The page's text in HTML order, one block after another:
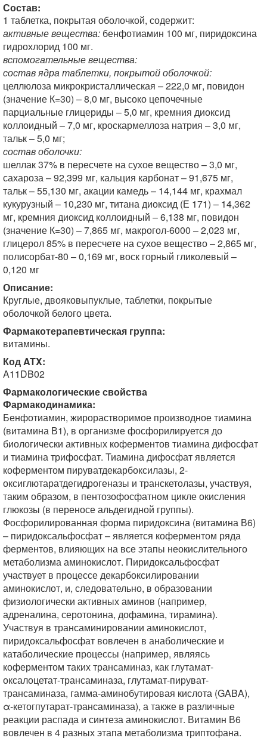
Состав:
1 таблетка, покрытая оболочкой, содержит:
активные вещества: бенфотиамин 100 мг, пиридоксина
гидрохлорид 100 мг.
вспомогательные вещества:
состав ядра таблетки, покрытой оболочкой:
целлюлоза микрокристаллическая – 222,0 мг, повидон
(значение К=30) – 8,0 мг, высоко цепочечные
парциальные глицериды – 5,0 мг, кремния диоксид
коллоидный – 7,0 мг, кроскармеллоза натрия – 3,0 мг,
тальк – 5,0 мг;
состав оболочки:
шеллак 37% в пересчете на сухое вещество – 3,0 мг,
сахароза – 92,399 мг, кальция карбонат – 91,675 мг,
тальк – 55,130 мг, акации камедь – 14,144 мг, крахмал
кукурузный – 10,230 мг, титана диоксид (Е 171) – 14,362
мг, кремния диоксид коллоидный – 6,138 мг, повидон
(значение К=30) – 7,865 мг, макрогол-6000 – 2,023 мг,
глицерол 85% в пересчете на сухое вещество – 2,865 мг,
полисорбат-80 – 0,169 мг, воск горный гликолевый –
0,120 мг
Описание:
Круглые, двояковыпуклые, таблетки, покрытые
оболочкой белого цвета.
Фармакотерапевтическая группа:
витамины.
Код ATX:
A11DB02
Фармакологические свойства
Фармакодинамика:
Бенфотиамин, жирорастворимое производное тиамина
(витамина В1), в организме фосфорилируется до
биологически активных коферментов тиамина дифосфат
и тиамина трифосфат. Тиамина дифосфат является
коферментом пируватдекарбоксилазы, 2-
оксиглютаратдегидрогеназы и транскетолазы, участвуя,
таким образом, в пентозофосфатном цикле окисления
глюкозы (в переносе альдегидной группы).
Фосфорилированная форма пиридоксина (витамина В6)
– пиридоксальфосфат – является коферментом ряда
ферментов, влияющих на все этапы неокислительного
метаболизма аминокислот. Пиридоксальфосфат
участвует в процессе декарбоксилировании
аминокислот, и, следовательно, в образовании
физиологически активных аминов (например,
адреналина, серотонина, дофамина, тирамина).
Участвуя в трансаминировании аминокислот,
пиридоксальфосфат вовлечен в анаболические и
катаболические процессы (например, являясь
коферментом таких трансаминаз, как глутамат-
оксалоцетат-трансаминаза, глутамат-пируват-
трансаминаза, гамма-аминобутировая кислота (GABA),
α-кетогпутарат-трансаминаза), а также в различные
реакции распада и синтеза аминокислот. Витамин В6
вовлечен в 4 разных этапа метаболизма триптофана.